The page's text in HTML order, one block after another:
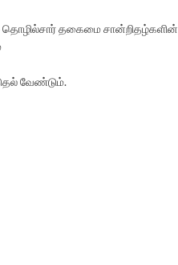
தொழில்சார் தகைமை சான்றிதழ்களின்
வேண்டும்.